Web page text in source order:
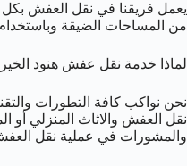
يعمل فريقنا في نقل العفش
من المساحات الضيقة
لماذا خدمة نقل عفش هنود
نحن نواكب كافة التطورات
نقل العفش والاثاث المنزلي أو
والمشورات في عملية نقل